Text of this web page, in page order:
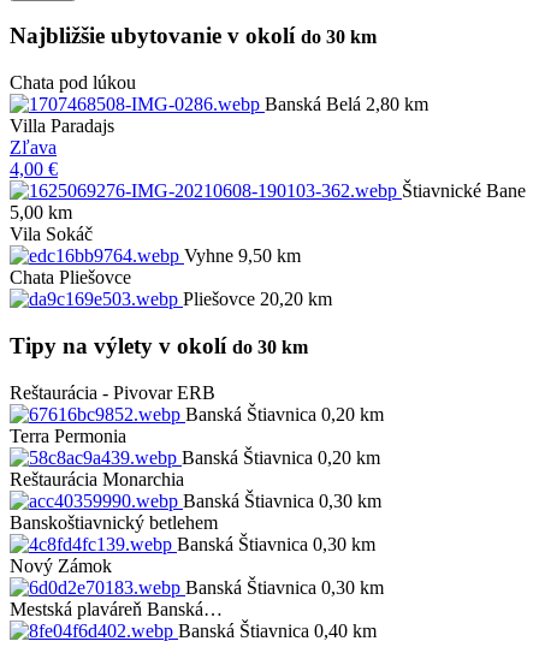
Najbližšie ubytovanie v okolí do 30 km
Chata pod lúkou
Banská Belá 2,80 km
Villa Paradajs
Zľava
4,00 €
Štiavnické Bane
5,00 km
Vila Sokáč
Vyhne 9,50 km
Chata Pliešovce
Pliešovce 20,20 km
Tipy na výlety v okolí do 30 km
Reštaurácia - Pivovar ERB
Banská Štiavnica 0,20 km
Terra Permonia
Banská Štiavnica 0,20 km
Reštaurácia Monarchia
Banská Štiavnica 0,30 km
Banskoštiavnický betlehem
Banská Štiavnica 0,30 km
Nový Zámok
Banská Štiavnica 0,30 km
Mestská plaváreň Banská…
Banská Štiavnica 0,40 km